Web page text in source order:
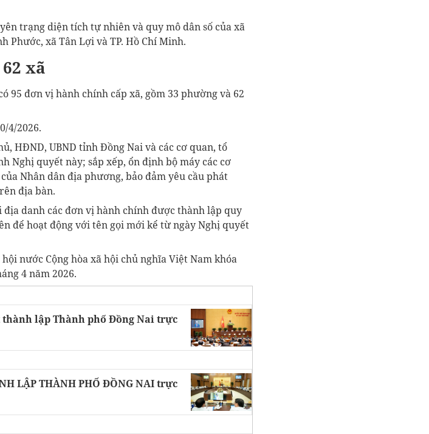
trạng diện tích tự nhiên và quy mô dân số của xã
Phước, xã Tân Lợi và TP. Hồ Chí Minh.
xã
95 đơn vị hành chính cấp xã, gồm 33 phường và 62
4/2026.
HĐND, UBND tỉnh Đồng Nai và các cơ quan, tổ
Nghị quyết này; sắp xếp, ổn định bộ máy các cơ
Nhân dân địa phương, bảo đảm yêu cầu phát
địa bàn.
địa danh các đơn vị hành chính được thành lập quy
để hoạt động với tên gọi mới kể từ ngày Nghị quyết
nước Cộng hòa xã hội chủ nghĩa Việt Nam khóa
4 năm 2026.
lập Thành phố Đồng Nai trực
LẬP THÀNH PHỐ ĐỒNG NAI trực